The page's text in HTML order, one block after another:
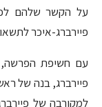
פיירברג-איכר
עם חשיפת הפרשה,
פיירברג, בנה של
למקורבה של